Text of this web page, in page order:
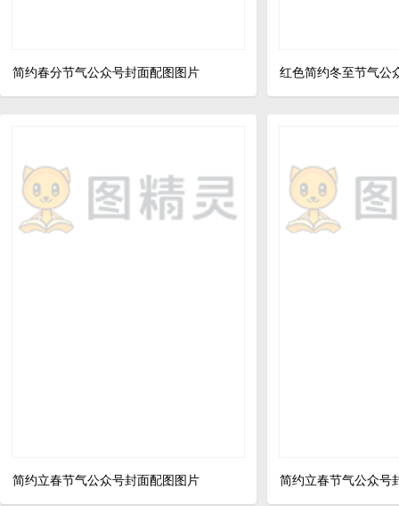
简约春分节气公众号封面配图图片 红色简约冬至节气公
简约立春节气公众号封面配图图片 简约立春节气公众号